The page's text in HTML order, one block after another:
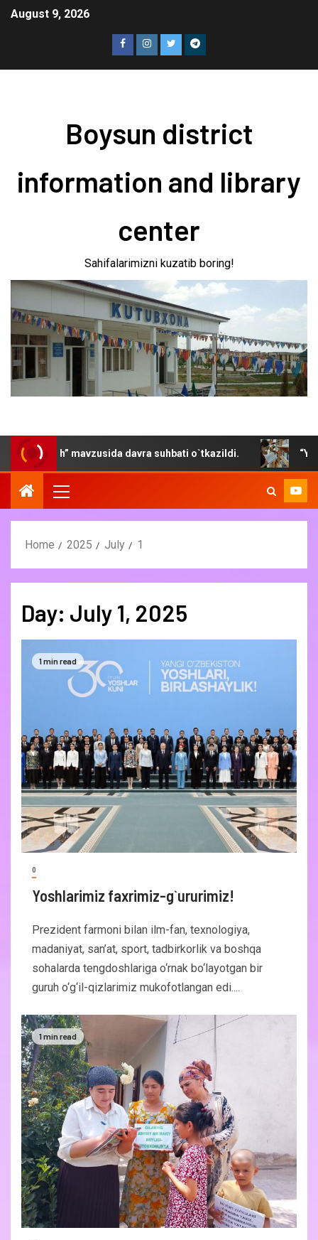
August 9, 2026
Boysun district
information and library
center
Sahifalarimizni kuzatib boring!
mavzusida davra suhbati o`tkazildi. “Yoz-
Home 2025 July 1
Day: July 1, 2025
1 min read
0
Yoshlarimiz faxrimiz-g`ururimiz!
Prezident farmoni bilan ilm-fan, texnologiya,
madaniyat, san’at, sport, tadbirkorlik va boshqa
sohalarda tengdoshlariga o‘rnak bo‘layotgan bir
guruh o‘g‘il-qizlarimiz mukofotlangan edi....
1 min read